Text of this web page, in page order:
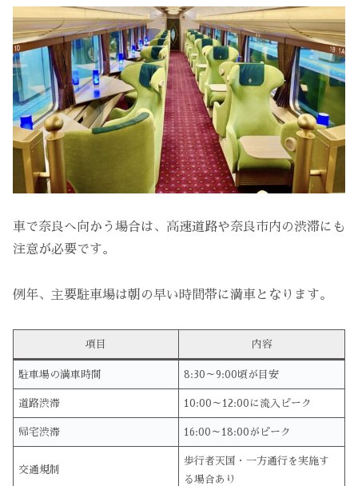
車で奈良へ向かう場合は、高速道路や奈良市内の渋滞にも
注意が必要です。
例年、主要駐車場は朝の早い時間帯に満車となります。
項目 内容
駐車場の満車時間 8:30～9:00頃が目安
道路渋滞 10:00～12:00に流入ピーク
帰宅渋滞 16:00～18:00がピーク
交通規制
歩行者天国・一方通行を実施す
る場合あり